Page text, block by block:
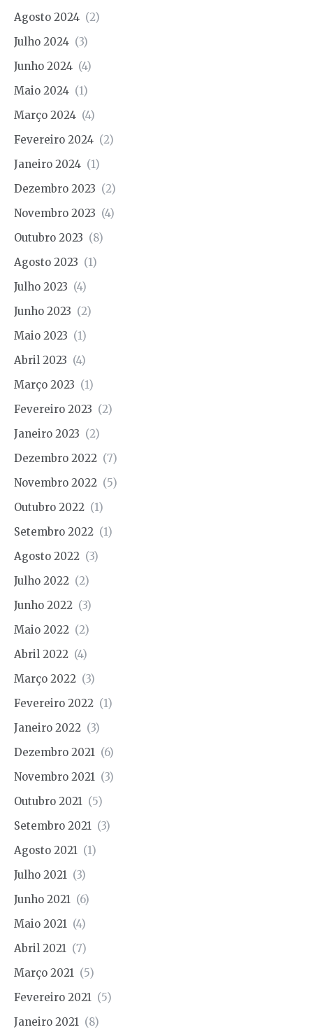
Agosto 2024 (2)
Julho 2024 (3)
Junho 2024 (4)
Maio 2024 (1)
Março 2024 (4)
Fevereiro 2024 (2)
Janeiro 2024 (1)
Dezembro 2023 (2)
Novembro 2023 (4)
Outubro 2023 (8)
Agosto 2023 (1)
Julho 2023 (4)
Junho 2023 (2)
Maio 2023 (1)
Abril 2023 (4)
Março 2023 (1)
Fevereiro 2023 (2)
Janeiro 2023 (2)
Dezembro 2022 (7)
Novembro 2022 (5)
Outubro 2022 (1)
Setembro 2022 (1)
Agosto 2022 (3)
Julho 2022 (2)
Junho 2022 (3)
Maio 2022 (2)
Abril 2022 (4)
Março 2022 (3)
Fevereiro 2022 (1)
Janeiro 2022 (3)
Dezembro 2021 (6)
Novembro 2021 (3)
Outubro 2021 (5)
Setembro 2021 (3)
Agosto 2021 (1)
Julho 2021 (3)
Junho 2021 (6)
Maio 2021 (4)
Abril 2021 (7)
Março 2021 (5)
Fevereiro 2021 (5)
Janeiro 2021 (8)